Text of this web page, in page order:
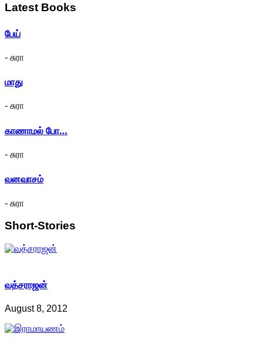
Latest Books
பேய்
- சுரா
மாது
- சுரா
காணாமல் போ…
- சுரா
வனவாசம்
- சுரா
Short-Stories
வத்சராஜன்
August 8, 2012